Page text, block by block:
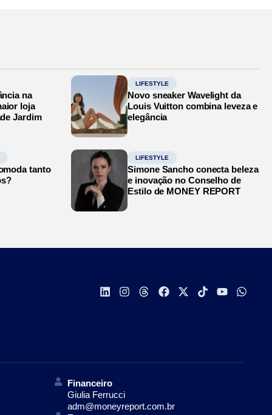
na
loja
Jardim
LIFESTYLE
Novo sneaker Wavelight da
Louis Vuitton combina leveza e
elegância
tanto
LIFESTYLE
Simone Sancho conecta beleza
e inovação no Conselho de
Estilo de MONEY REPORT
Financeiro
Giulia Ferrucci
adm@moneyreport.com.br